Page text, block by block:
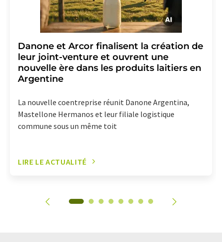
Danone et Arcor finalisent la création de
leur joint-venture et ouvrent une
nouvelle ère dans les produits laitiers en
Argentine
La nouvelle coentreprise réunit Danone Argentina,
Mastellone Hermanos et leur filiale logistique
commune sous un même toit
LIRE LE ACTUALITÉ